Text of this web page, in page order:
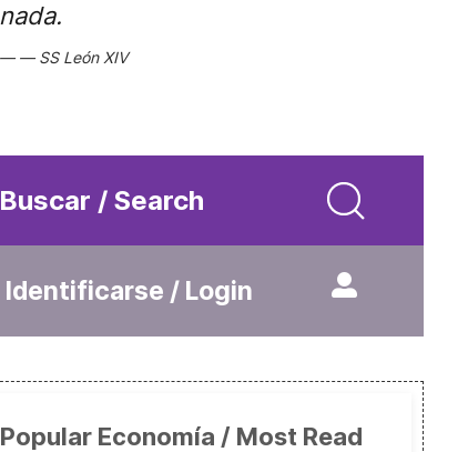
nada.
SS León XIV
Buscar / Search
Identificarse / Login
Popular Economía / Most Read